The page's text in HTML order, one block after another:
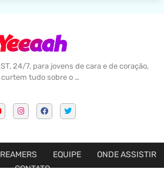
24/7, para jovens de cara e de coração,
tudo sobre o …
EQUIPE
ONDE ASSISTIR
CONTATO